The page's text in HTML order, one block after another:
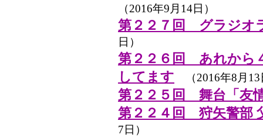
（2016年9月14日）
第２２７回 グラジオ
日）
第２２６回 あれから
してます （2016年8月13
第２２５回 舞台「友
第２２４回 狩矢警部
7日）